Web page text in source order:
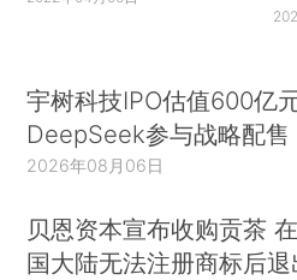
宇树科技IPO估值600亿
DeepSeek参与战略配售
2026年08月06日
贝恩资本宣布收购贡茶
国大陆无法注册商标后